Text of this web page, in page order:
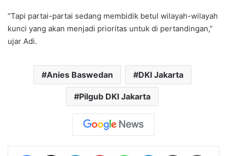
“Tapi partai-partai sedang membidik betul wilayah-wilayah
kunci yang akan menjadi prioritas untuk di pertandingan,”
ujar Adi.
Anies Baswedan DKI Jakarta
Pilgub DKI Jakarta